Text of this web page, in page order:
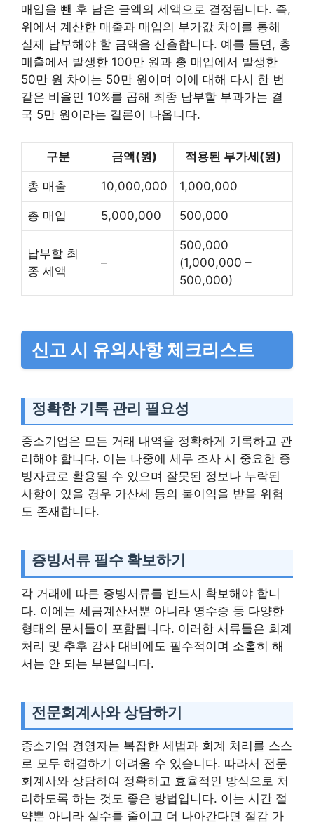
매입을 뺀 후 남은 금액의 세액으로 결정됩니다. 즉,
위에서 계산한 매출과 매입의 부가값 차이를 통해
실제 납부해야 할 금액을 산출합니다. 예를 들면, 총
매출에서 발생한 100만 원과 총 매입에서 발생한
50만 원 차이는 50만 원이며 이에 대해 다시 한 번
같은 비율인 10%를 곱해 최종 납부할 부과가는 결
국 5만 원이라는 결론이 나옵니다.
구분 금액(원) 적용된 부가세(원)
총 매출 10,000,000 1,000,000
총 매입 5,000,000 500,000
납부할 최
종 세액
–
500,000
(1,000,000 –
500,000)
신고 시 유의사항 체크리스트
정확한 기록 관리 필요성
중소기업은 모든 거래 내역을 정확하게 기록하고 관
리해야 합니다. 이는 나중에 세무 조사 시 중요한 증
빙자료로 활용될 수 있으며 잘못된 정보나 누락된
사항이 있을 경우 가산세 등의 불이익을 받을 위험
도 존재합니다.
증빙서류 필수 확보하기
각 거래에 따른 증빙서류를 반드시 확보해야 합니
다. 이에는 세금계산서뿐 아니라 영수증 등 다양한
형태의 문서들이 포함됩니다. 이러한 서류들은 회계
처리 및 추후 감사 대비에도 필수적이며 소홀히 해
서는 안 되는 부분입니다.
전문회계사와 상담하기
중소기업 경영자는 복잡한 세법과 회계 처리를 스스
로 모두 해결하기 어려울 수 있습니다. 따라서 전문
회계사와 상담하여 정확하고 효율적인 방식으로 처
리하도록 하는 것도 좋은 방법입니다. 이는 시간 절
약뿐 아니라 실수를 줄이고 더 나아간다면 절감 가